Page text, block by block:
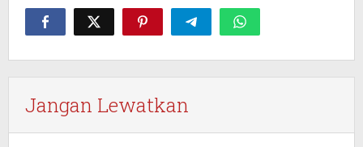
Jangan Lewatkan